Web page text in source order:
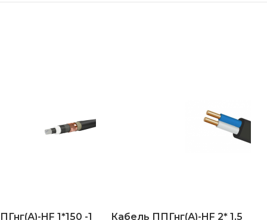
HF 1*150 -1
Кабель ППГнг(А)-HF 2* 1,5